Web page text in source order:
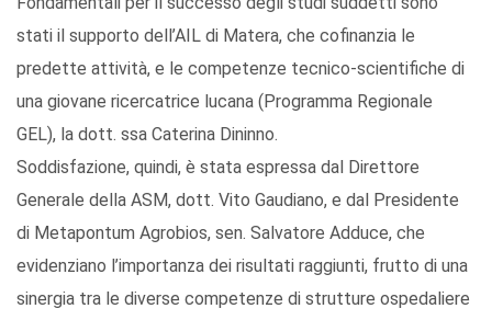
stati il supporto dell’AIL di Matera, che cofinanzia le
predette attività, e le competenze tecnico-scientifiche di
una giovane ricercatrice lucana (Programma Regionale
GEL), la dott. ssa Caterina Dininno.
Soddisfazione, quindi, è stata espressa dal Direttore
Generale della ASM, dott. Vito Gaudiano, e dal Presidente
di Metapontum Agrobios, sen. Salvatore Adduce, che
evidenziano l’importanza dei risultati raggiunti, frutto di una
sinergia tra le diverse competenze di strutture ospedaliere